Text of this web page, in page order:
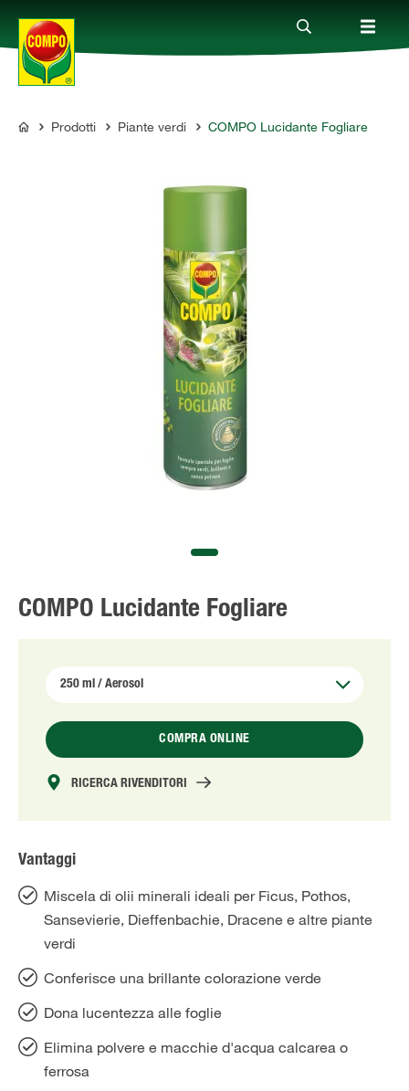
Prodotti
COMPO
Prodotti Piante verdi COMPO Lucidante Fogliare
COMPO Lucidante Fogliare
COMPRA ONLINE
RICERCA RIVENDITORI
Vantaggi
Miscela di olii minerali ideali per Ficus, Pothos,
Sansevierie, Dieffenbachie, Dracene e altre piante
verdi
Conferisce una brillante colorazione verde
Dona lucentezza alle foglie
Elimina polvere e macchie d'acqua calcarea o
ferrosa